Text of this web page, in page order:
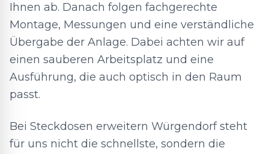
Ihnen ab. Danach folgen fachgerechte
Montage, Messungen und eine verständliche
Übergabe der Anlage. Dabei achten wir auf
einen sauberen Arbeitsplatz und eine
Ausführung, die auch optisch in den Raum
passt.
Bei Steckdosen erweitern Würgendorf steht
für uns nicht die schnellste, sondern die